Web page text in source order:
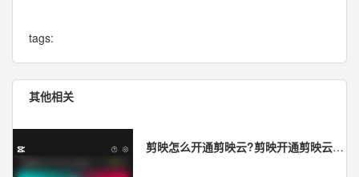
tags:
其他相关
剪映怎么开通剪映云?剪映开通剪映云方法